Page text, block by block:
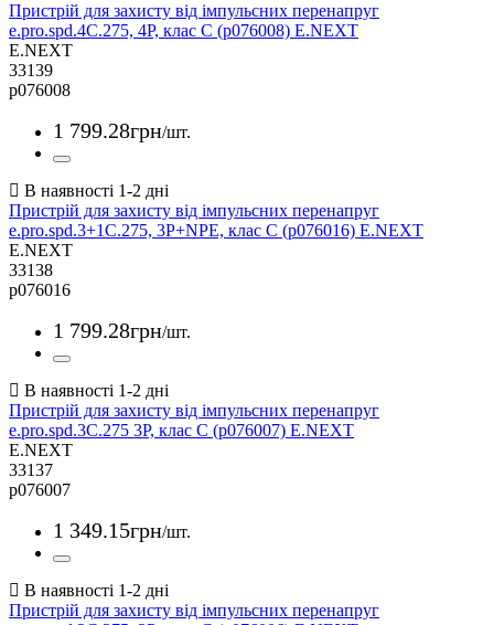
Пристрій для захисту від імпульсних перенапруг
e.pro.spd.4С.275, 4P, клас С (p076008) E.NEXT
E.NEXT
33139
p076008
1 799.28грн/шт.
Пристрій для захисту від імпульсних перенапруг
e.pro.spd.3+1C.275, 3P+NPE, клас С (p076016) E.NEXT
E.NEXT
33138
p076016
1 799.28грн/шт.
Пристрій для захисту від імпульсних перенапруг
e.pro.spd.3С.275 3P, клас С (p076007) E.NEXT
E.NEXT
33137
p076007
1 349.15грн/шт.
Пристрій для захисту від імпульсних перенапруг